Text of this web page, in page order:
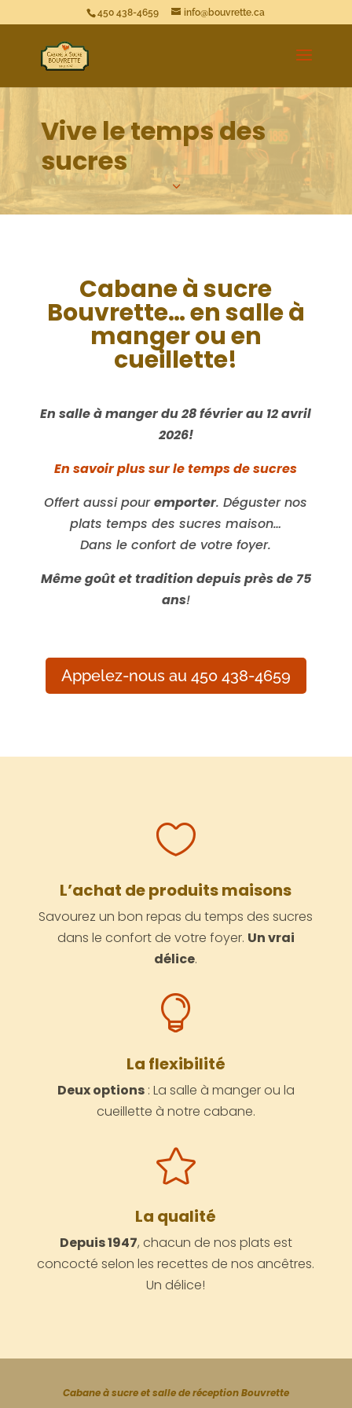
450 438-4659 info@bouvrette.ca
Vive le temps des
sucres
3
Cabane à sucre
Bouvrette… en salle à
manger ou en
cueillette!
En salle à manger du 28 février au 12 avril
2026!
En savoir plus sur le temps de sucres
Offert aussi pouremporter. Déguster nos
plats temps des sucres maison…
Dans le confort de votre foyer.
Même goût et tradition depuis près de 75
ans!
Appelez-nous au 450 438-4659

L’achat de produits maisons
Savourez un bon repas du temps des sucres
dans le confort de votre foyer. Un vrai
délice.

La flexibilité
Deux options: La salle à manger ou la
cueillette à notre cabane.

La qualité
Depuis 1947, chacun de nos plats est
concocté selon les recettes de nos ancêtres.
Un délice!
Cabane à sucre et salle de réception Bouvrette